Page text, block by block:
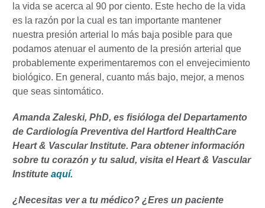
la vida se acerca al 90 por ciento. Este hecho de la vida
es la razón por la cual es tan importante mantener
nuestra presión arterial lo más baja posible para que
podamos atenuar el aumento de la presión arterial que
probablemente experimentaremos con el envejecimiento
biológico. En general, cuanto más bajo, mejor, a menos
que seas sintomático.
Amanda Zaleski, PhD, es fisióloga del Departamento
de Cardiología Preventiva delHartford HealthCare
Heart & Vascular Institute. Para obtener información
sobre tu corazón y tu salud, visita el Heart & Vascular
Institute aquí.
¿Necesitas ver a tu médico? ¿Eres un paciente